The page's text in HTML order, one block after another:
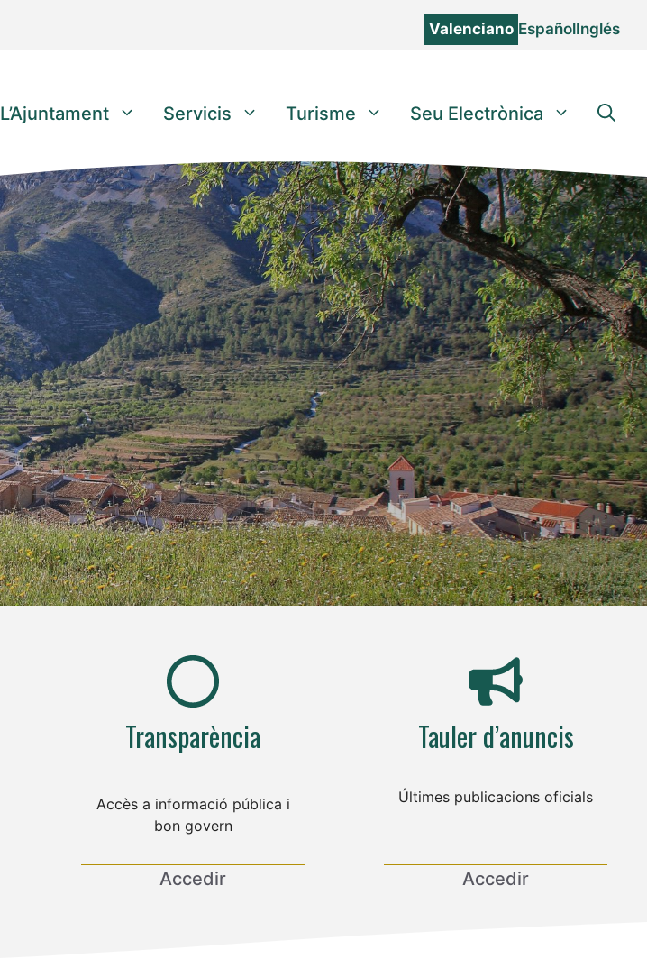
Valenciano EspañolInglés
L’Ajuntament Servicis Turisme Seu Electrònica
Transparència
Accès a informació pública i
bon govern
Accedir
Tauler d’anuncis
Últimes publicacions oficials
Accedir